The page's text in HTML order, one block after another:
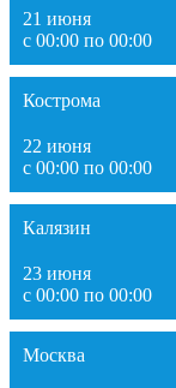
21 июня
с 00:00 по 00:00
Кострома
22 июня
с 00:00 по 00:00
Калязин
23 июня
с 00:00 по 00:00
Москва